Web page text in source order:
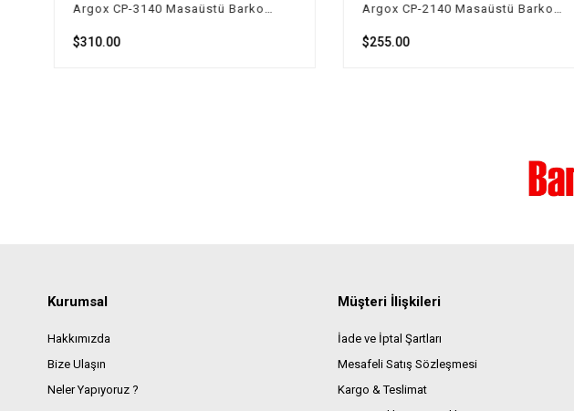
Argox CP-3140 Masaüstü Barkod-Etiket Yazıcı
$310.00
Argox CP-2140 Masaüstü Barkod - Etiket Yazıcı
$255.00
Kurumsal
Hakkımızda
Bize Ulaşın
Neler Yapıyoruz ?
Müşteri İlişkileri
İade ve İptal Şartları
Mesafeli Satış Sözleşmesi
Kargo & Teslimat